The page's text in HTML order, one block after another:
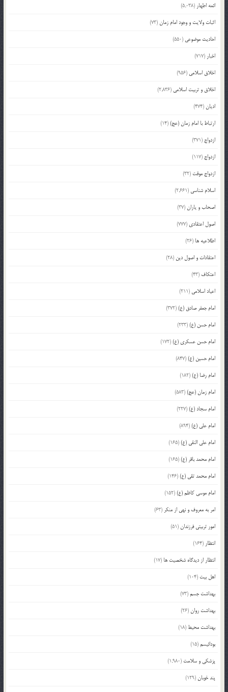
ائمه اطهار (5,038)
اثبات ولایت و وجود امام زمان(73)
احادیث موضوعی (550)
اخبار (717)
اخلاق اسلامی (956)
اخلاق و تربیت اسلامی (2,836)
ادیان(474)
ارتباط با امام زمان (عج)(14)
ازدواج (371)
ازدواج (117)
ازدواج موقت (32)
اسلام شناسی (2,661)
اصحاب و یاران(37)
اصول اعتقادی (777)
اطلاعیه ها (26)
اعتقادات و اصول دین (28)
اعتکاف (43)
اعیاد اسلامی (211)
امام جعفر صادق (ع)(372)
امام حسن (ع)(233)
امام حسن عسکری (ع)(172)
امام حسین (ع)(847)
امام رضا (ع)(182)
امام زمان (عج)(583)
امام سجاد (ع)(227)
امام علی (ع)(894)
امام علی النقی (ع)(165)
امام محمد باقر (ع)(165)
امام محمد تقی (ع)(146)
امام موسی کاظم (ع)(152)
امر به معروف و نهی از منکر (63)
امور تربیتی فرزندان(51)
انتظار (164)
انتظار از دیدگاه شخصیت ها (17)
اهل بیت (104)
بهداشت جسم(73)
بهداشت روان(26)
بهداشت محیط (18)
بودائیسم(15)
پزشکی و سلامت (1,980)
پند خوبان(129)